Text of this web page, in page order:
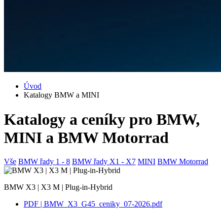
Úvod
Katalogy BMW a MINI
Katalogy a ceníky pro BMW,
MINI a BMW Motorrad
Vše BMW řady 1 - 8 BMW řady X1 - X7 MINI BMW Motorrad
BMW X3 | X3 M | Plug-in-Hybrid
PDF | BMW_X3_G45_ceniky_07-2026.pdf